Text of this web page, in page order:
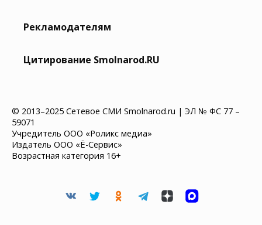
Рекламодателям
Цитирование Smolnarod.RU
© 2013–2025 Сетевое СМИ Smolnarod.ru | ЭЛ № ФС 77 –
59071
Учредитель ООО «Роликс медиа»
Издатель ООО «Ё-Сервис»
Возрастная категория 16+